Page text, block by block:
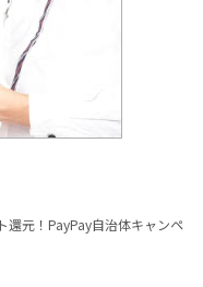
還元！PayPay自治体キャンペ